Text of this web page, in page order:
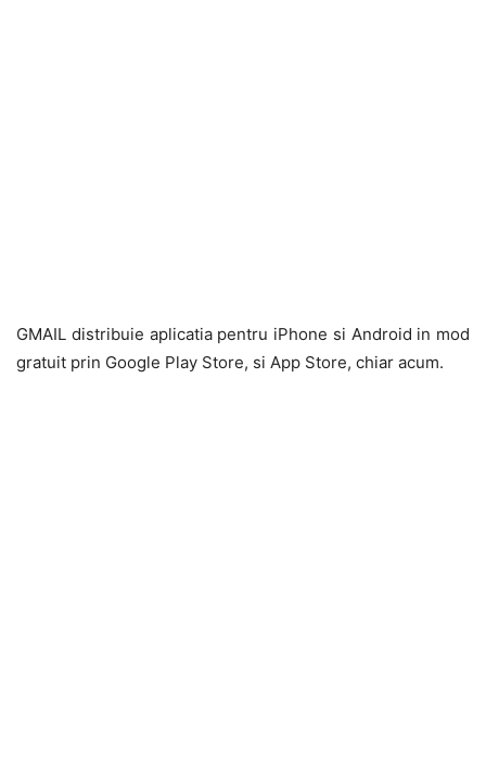
GMAIL distribuie aplicatia pentru iPhone si Android in mod
gratuit prin Google Play Store, si App Store, chiar acum.